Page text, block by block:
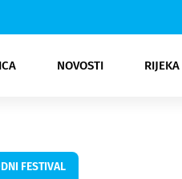
NOVOSTI
Rijeka Opatija
NK
Moda
Kultura
FESTIVAL